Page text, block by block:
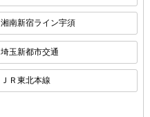
湘南新宿ライン宇須
埼玉新都市交通
ＪＲ東北本線